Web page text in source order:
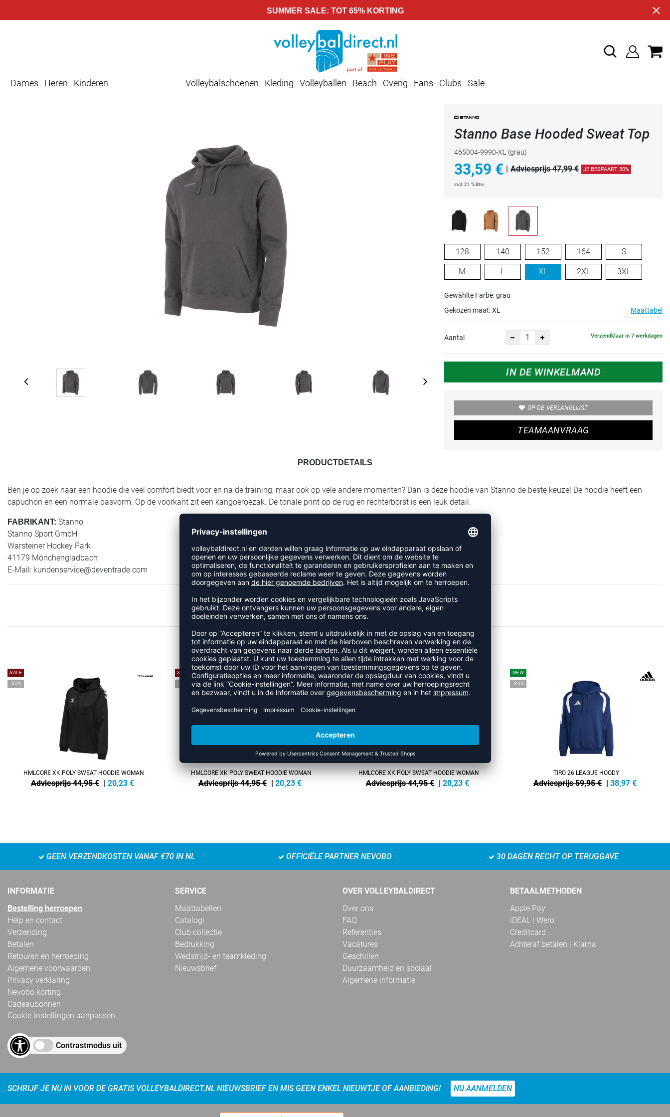
SUMMER SALE: TOT 65% KORTING
Dames Heren Kinderen Volleybalschoenen Kleding Volleyballen Beach Overig Fans Clubs Sale
Stanno Base Hooded Sweat Top
465004-9990-XL (grau)
33,59 € Adviesprijs 47,99 € JE BESPAART 30%
incl. 21 % Btw.
128 140 152 164 S
M L XL 2XL 3XL
Gewählte Farbe: grau
Gekozen maat:XL Maattabel
Aantal Verzendklaar in 7 werkdagen
IN DE WINKELMAND
OP DE VERLANGLIJST
TEAMAANVRAAG
PRODUCTDETAILS
Ben je op zoek naar een hoodie die veel comfort biedt voor en na de training, maar ook op vele andere momenten? Dan is deze hoodie van Stanno de beste keuze! De hoodie heeft een
capuchon en een normale pasvorm. Op de voorkant zit een kangoeroezak. De tonale print op de rug en rechterborst is een leuk detail.
FABRIKANT: Stanno
Stanno Sport GmbH
Warsteiner Hockey Park
41179 Mönchengladbach
E-Mail: kundenservice@deventrade.com
RECENT BEKEKEN
MEER UIT DE CATEGORIE HOODIES
SALE
-55%
HMLCORE XK POLY SWEAT HOODIE WOMAN
Adviesprijs 44,95 € | 20,23 €
SALE
-55%
HMLCORE XK POLY SWEAT HOODIE WOMAN
Adviesprijs 44,95 € | 20,23 €
SALE
-55%
HMLCORE XK POLY SWEAT HOODIE WOMAN
Adviesprijs 44,95 € | 20,23 €
NEW
-35%
TIRO 26 LEAGUE HOODY
Adviesprijs 59,95 € | 38,97 €
GEEN VERZENDKOSTEN VANAF €70 IN NL OFFICIËLE PARTNER NEVOBO 30 DAGEN RECHT OP TERUGGAVE
INFORMATIE
Bestelling herroepen
Help en contact
Verzending
Betalen
Retouren en herroeping
Algemene voorwaarden
Privacy verklaring
Nevobo korting
Cadeaubonnen
Cookie-instellingen aanpassen
Contrastmodus uit
SERVICE
Maattabellen
Catalogi
Club collectie
Bedrukking
Wedstrijd- en teamkleding
Nieuwsbrief
OVER VOLLEYBALDIRECT
Over ons
FAQ
Referenties
Vacatures
Geschillen
Duurzaamheid en sociaal
Algemene informatie
BETAALMETHODEN
Apple Pay
iDEAL | Wero
Creditcard
Achteraf betalen | Klarna
SCHRIJF JE NU IN VOOR DE GRATIS VOLLEYBALDIRECT.NL NIEUWSBRIEF EN MIS GEEN ENKEL NIEUWTJE OF AANBIEDING! NU AANMELDEN